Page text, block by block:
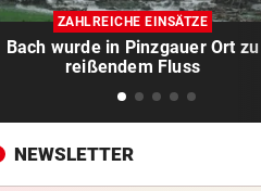
Sintflut unterbrochen
RADSPORT
Reusser vor Ventoux-Etappe
weiter im Gelben Trikot
ZAHLREICHE EINSÄTZE
Bach wurde in Pinzgauer Ort zu
reißendem Fluss
NEWSLETTER